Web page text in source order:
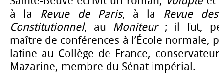
à la Revue de Paris, à la Revue
Constitutionnel, au Moniteur; il fut,
maître de conférences à l’École normale,
latine au Collège de France,
Mazarine, membre du Sénat impérial.